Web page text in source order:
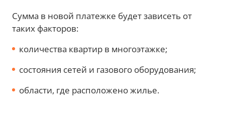
Сумма в новой платежке будет зависеть от
таких факторов:
количества квартир в многоэтажке;
состояния сетей и газового оборудования;
области, где расположено жилье.